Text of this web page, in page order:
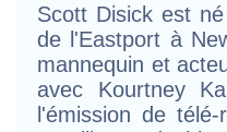
Scott Disick est
de l'Eastport à
mannequin et
avec Kourtney
l'émission de